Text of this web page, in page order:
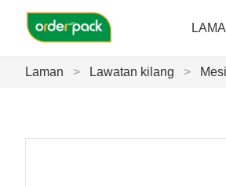
Laman > Lawatan kilang >